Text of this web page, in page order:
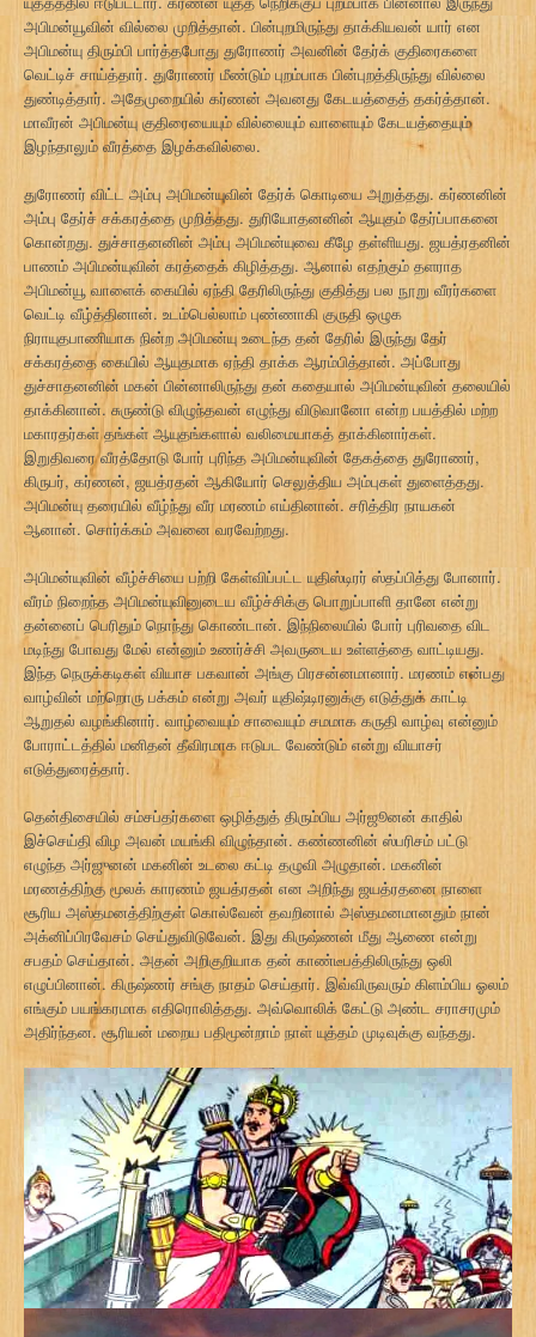
அபிமன்யூவின் வில்லை முறித்தான். பின்புறமிருந்து தாக்கியவன் யார் என
அபிமன்யு திரும்பி பார்த்தபோது துரோணர் அவனின் தேர்க் குதிரைகளை
வெட்டிச் சாய்த்தார். துரோணர் மீண்டும் புறம்பாக பின்புறத்திருந்து வில்லை
துண்டித்தார். அதேமுறையில் கர்ணன் அவனது கேடயத்தைத் தகர்த்தான்.
மாவீரன் அபிமன்யு குதிரையையும் வில்லையும் வாளையும் கேடயத்தையும்
இழந்தாலும் வீரத்தை இழக்கவில்லை.
துரோணர் விட்ட அம்பு அபிமன்யுவின் தேர்க் கொடியை அறுத்தது. கர்ணனின்
அம்பு தேர்ச் சக்கரத்தை முறித்தது. துரியோதனனின் ஆயுதம் தேர்ப்பாகனை
கொன்றது. துச்சாதனனின் அம்பு அபிமன்யுவை கீழே தள்ளியது. ஜயத்ரதனின்
பாணம் அபிமன்யுவின் கரத்தைக் கிழித்தது. ஆனால் எதற்கும் தளராத
அபிமன்யூ வாளைக் கையில் ஏந்தி தேரிலிருந்து குதித்து பல நூறு வீரர்களை
வெட்டி வீழ்த்தினான். உடம்பெல்லாம் புண்ணாகி குருதி ஒழுக
நிராயுதபாணியாக நின்ற அபிமன்யு உடைந்த தன் தேரில் இருந்து தேர்
சக்கரத்தை கையில் ஆயுதமாக ஏந்தி தாக்க ஆரம்பித்தான். அப்போது
துச்சாதனனின் மகன் பின்னாலிருந்து தன் கதையால் அபிமன்யுவின் தலையில்
தாக்கினான். சுருண்டு விழுந்தவன் எழுந்து விடுவானோ என்ற பயத்தில் மற்ற
மகாரதர்கள் தங்கள் ஆயுதங்களால் வலிமையாகத் தாக்கினார்கள்.
இறுதிவரை வீரத்தோடு போர் புரிந்த அபிமன்யுவின் தேகத்தை துரோணர்,
கிருபர், கர்ணன், ஜயத்ரதன் ஆகியோர் செலுத்திய அம்புகள் துளைத்தது.
அபிமன்யு தரையில் வீழ்ந்து வீர மரணம் எய்தினான். சரித்திர நாயகன்
ஆனான். சொர்க்கம் அவனை வரவேற்றது.
அபிமன்யுவின் வீழ்ச்சியை பற்றி கேள்விப்பட்ட யுதிஸ்டிரர் ஸ்தப்பித்து போனார்.
வீரம் நிறைந்த அபிமன்யுவினுடைய வீழ்ச்சிக்கு பொறுப்பாளி தானே என்று
தன்னைப் பெரிதும் நொந்து கொண்டான். இந்நிலையில் போர் புரிவதை விட
மடிந்து போவது மேல் என்னும் உணர்ச்சி அவருடைய உள்ளத்தை வாட்டியது.
இந்த நெருக்கடிகள் வியாச பகவான் அங்கு பிரசன்னமானார். மரணம் என்பது
வாழ்வின் மற்றொரு பக்கம் என்று அவர் யுதிஷ்டிரனுக்கு எடுத்துக் காட்டி
ஆறுதல் வழங்கினார். வாழ்வையும் சாவையும் சமமாக கருதி வாழ்வு என்னும்
போராட்டத்தில் மனிதன் தீவிரமாக ஈடுபட வேண்டும் என்று வியாசர்
எடுத்துரைத்தார்.
தென்திசையில் சம்சப்தர்களை ஒழித்துத் திரும்பிய அர்ஜூனன் காதில்
இச்செய்தி விழ அவன் மயங்கி விழுந்தான். கண்ணனின் ஸ்பரிசம் பட்டு
எழுந்த அர்ஜுனன் மகனின் உடலை கட்டி தழுவி அழுதான். மகனின்
மரணத்திற்கு மூலக் காரணம் ஜயத்ரதன் என அறிந்து ஜயத்ரதனை நாளை
சூரிய அஸ்தமனத்திற்குள் கொல்வேன் தவறினால் அஸ்தமனமானதும் நான்
அக்னிப்பிரவேசம் செய்துவிடுவேன். இது கிருஷ்ணன் மீது ஆணை என்று
சபதம் செய்தான். அதன் அறிகுறியாக தன் காண்டீபத்திலிருந்து ஒலி
எழுப்பினான். கிருஷ்ணர் சங்கு நாதம் செய்தார். இவ்விருவரும் கிளம்பிய ஓலம்
எங்கும் பயங்கரமாக எதிரொலித்தது. அவ்வொலிக் கேட்டு அண்ட சராசரமும்
அதிர்ந்தன. சூரியன் மறைய பதிமூன்றாம் நாள் யுத்தம் முடிவுக்கு வந்தது.